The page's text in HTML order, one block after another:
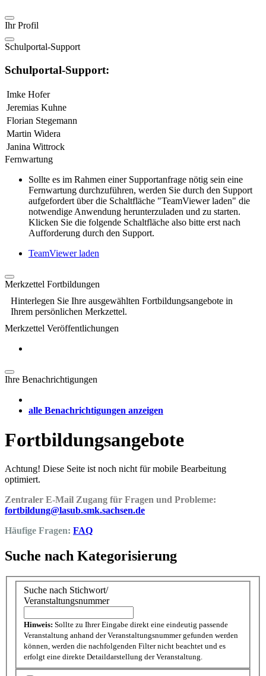
Ihr Profil
Schulportal-Support
Schulportal-Support:
Imke Hofer
Jeremias Kuhne
Florian Stegemann
Martin Widera
Janina Wittrock
Fernwartung
Sollte es im Rahmen einer Supportanfrage nötig sein eine
Fernwartung durchzuführen, werden Sie durch den Support
aufgefordert über die Schaltfläche "TeamViewer laden" die
notwendige Anwendung herunterzuladen und zu starten.
Klicken Sie die folgende Schaltfläche also bitte erst nach
Aufforderung durch den Support.
TeamViewer laden
Merkzettel Fortbildungen
Hinterlegen Sie Ihre ausgewählten Fortbildungsangebote in
Ihrem persönlichen Merkzettel.
Merkzettel Veröffentlichungen
Ihre Benachrichtigungen
alle Benachrichtigungen anzeigen
Fortbildungsangebote
Achtung! Diese Seite ist noch nicht für mobile Bearbeitung
optimiert.
Zentraler E-Mail Zugang für Fragen und Probleme:
fortbildung@lasub.smk.sachsen.de
Häufige Fragen: FAQ
Suche nach Kategorisierung
Suche nach Stichwort/
Veranstaltungsnummer
Hinweis: Sollte zu Ihrer Eingabe direkt eine eindeutig passende
Veranstaltung anhand der Veranstaltungsnummer gefunden werden
können, werden die nachfolgenden Filter nicht beachtet und es
erfolgt eine direkte Detaildarstellung der Veranstaltung.